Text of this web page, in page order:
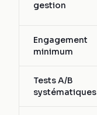
gestion
Engagement
minimum
Tests A/B
systématiques